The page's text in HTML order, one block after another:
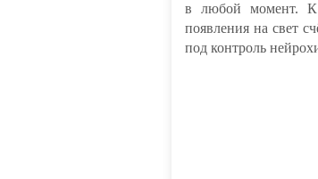
в любой момент. К
появления на свет
под контроль